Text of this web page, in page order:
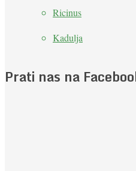
Ricinus
Kadulja
Prati nas na